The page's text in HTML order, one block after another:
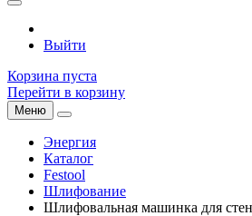
Выйти
Корзина пуста
Перейти в корзину
Меню
Энергия
Каталог
Festool
Шлифование
Шлифовальная машинка для